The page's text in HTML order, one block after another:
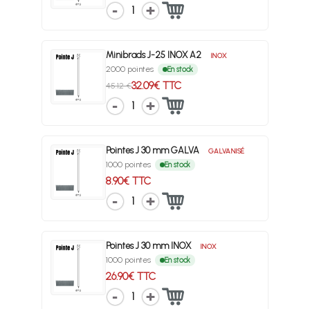
1
Minibrads J-25 INOX A2 INOX
2000 pointes En stock
45.12 €32.09€ TTC
1
Pointes J 30 mm GALVA GALVANISÉ
1000 pointes En stock
8.90€ TTC
1
Pointes J 30 mm INOX INOX
1000 pointes En stock
26.90€ TTC
1